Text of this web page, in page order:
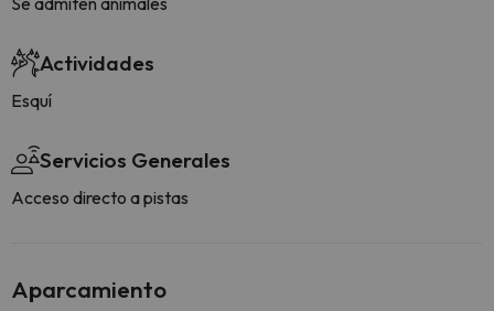
Actividades
Esquí
Servicios Generales
Acceso directo a pistas
Aparcamiento